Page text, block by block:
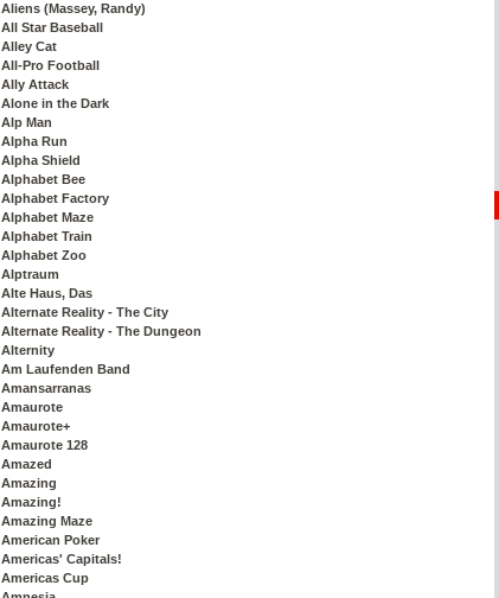
Aliens (Massey, Randy)
All Star Baseball
Alley Cat
All-Pro Football
Ally Attack
Alone in the Dark
Alp Man
Alpha Run
Alpha Shield
Alphabet Bee
Alphabet Factory
Alphabet Maze
Alphabet Train
Alphabet Zoo
Alptraum
Alte Haus, Das
Alternate Reality - The City
Alternate Reality - The Dungeon
Alternity
Am Laufenden Band
Amansarranas
Amaurote
Amaurote+
Amaurote 128
Amazed
Amazing
Amazing!
Amazing Maze
American Poker
Americas' Capitals!
Americas Cup